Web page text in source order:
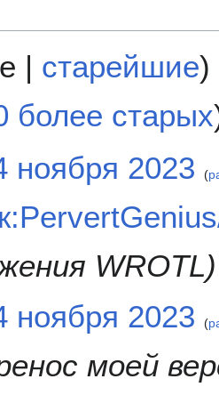
| старейшие)
более старых
ноября 2023
WROTL
ноября 2023
моей